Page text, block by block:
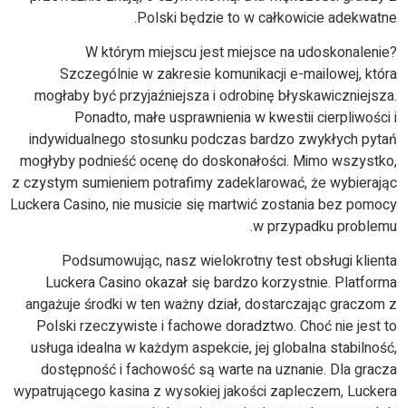
Polski będzie to w całkowicie adekwatne.
W którym miejscu jest miejsce na udoskonalenie?
Szczególnie w zakresie komunikacji e-mailowej, która
mogłaby być przyjaźniejsza i odrobinę błyskawiczniejsza.
Ponadto, małe usprawnienia w kwestii cierpliwości i
indywidualnego stosunku podczas bardzo zwykłych pytań
mogłyby podnieść ocenę do doskonałości. Mimo wszystko,
z czystym sumieniem potrafimy zadeklarować, że wybierając
Luckera Casino, nie musicie się martwić zostania bez pomocy
w przypadku problemu.
Podsumowując, nasz wielokrotny test obsługi klienta
Luckera Casino okazał się bardzo korzystnie. Platforma
angażuje środki w ten ważny dział, dostarczając graczom z
Polski rzeczywiste i fachowe doradztwo. Choć nie jest to
usługa idealna w każdym aspekcie, jej globalna stabilność,
dostępność i fachowość są warte na uznanie. Dla gracza
wypatrującego kasina z wysokiej jakości zapleczem, Luckera